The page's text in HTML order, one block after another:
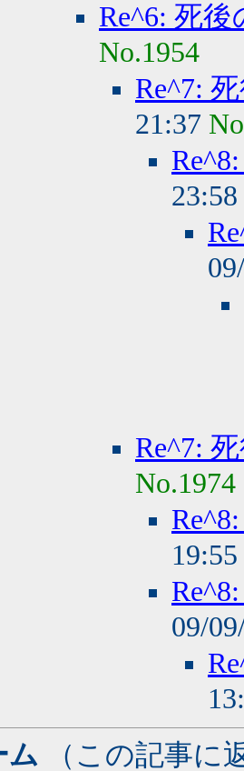
Re^6: 死
No.1954
Re^7:
21:37
23:58
Re^7:
No.1974
19:55
09/
ム （この記事に